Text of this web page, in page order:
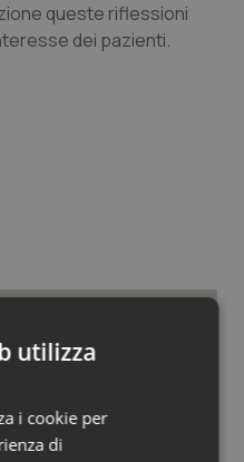
queste riflessioni
dei pazienti.
in
utilizza
i cookie per
di